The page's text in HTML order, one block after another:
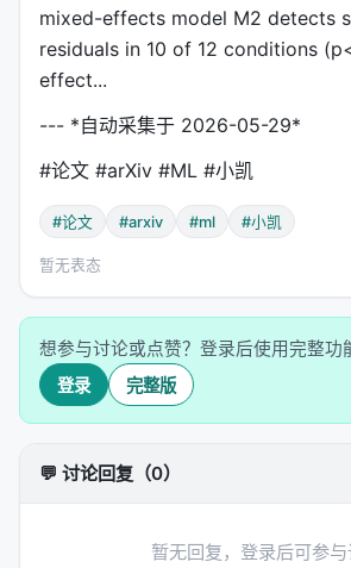
mixed-effects model M2 detects
residuals in 10 of 12 conditions
effect...
--- *自动采集于 2026-05-29*
#论文 #arXiv #ML #小凯
#论文 #arxiv #ml #小凯
暂无表态
想参与讨论或点赞？登录后使用完整功
登录 完整版
💬 讨论回复（0）
暂无回复，登录后可参